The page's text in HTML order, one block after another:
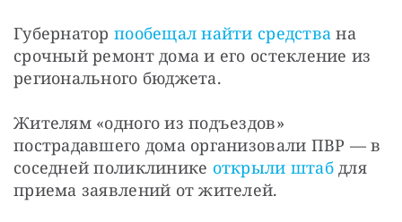
Губернатор пообещал найти средства на
срочный ремонт дома и его остекление из
регионального бюджета.
Жителям «одного из подъездов»
пострадавшего дома организовали ПВР — в
соседней поликлинике открыли штаб для
приема заявлений от жителей.